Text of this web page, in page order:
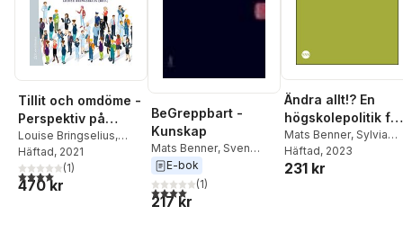
Tillit och omdöme -
Perspektiv på
tillitsbaserad
styrning
Louise Bringselius,
Magnus Adenskog
Mats Benner
Bergh,Jonna
Häftad, 2021
4,0utav 5 stjärnor. Totalt antal röster:
(1)
470 kr
BeGreppbart -
Kunskap
Mats Benner, Sven
Widmalm
E-bok
4,0utav 5 stjärnor. Totalt antal röster:
(1)
217 kr
Ändra allt!? En
högskolepolitik för
vår tid
Mats Benner, Sylvia
Schwaag Serger
Häftad, 2023
231 kr